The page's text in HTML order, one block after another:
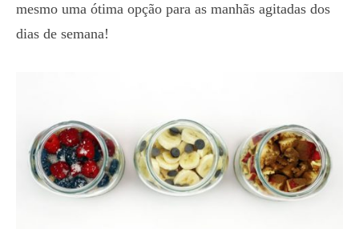
mesmo uma ótima opção para as manhãs agitadas dos
dias de semana!